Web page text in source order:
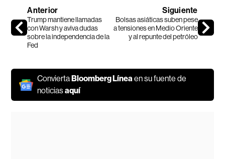
Anterior
Trump mantiene llamadas
con Warsh y aviva dudas
sobre la independencia de la
Fed
Siguiente
Bolsas asiáticas suben pese
a tensiones en Medio Oriente
y al repunte del petróleo
Convierta Bloomberg Líneaen su fuente de
noticiasaquí